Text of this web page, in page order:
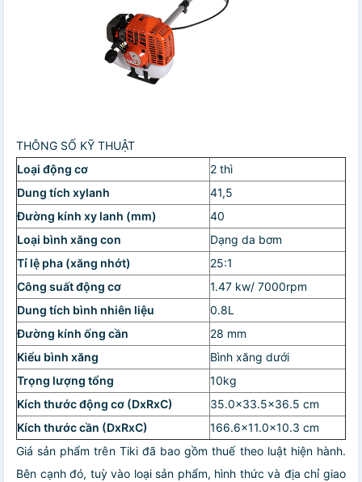
THÔNG SỐ KỸ THUẬT
Loại động cơ
2 thì
Dung tích xylanh
41,5
Đường kính xy lanh (mm)
40
Loại bình xăng con
Dạng da bơm
Tỉ lệ pha (xăng nhớt)
25:1
Công suất động cơ
1.47 kw/ 7000rpm
Dung tích bình nhiên liệu
0.8L
Đường kính ống cần
28 mm
Kiểu bình xăng
Bình xăng dưới
Trọng lượng tổng
10kg
Kích thước động cơ (DxRxC)
35.0x33.5x36.5 cm
Kích thước cần (DxRxC)
166.6x11.0x10.3 cm
Giá sản phẩm trên Tiki đã bao gồm thuế theo luật hiện hành.
Bên cạnh đó, tuỳ vào loại sản phẩm, hình thức và địa chỉ giao